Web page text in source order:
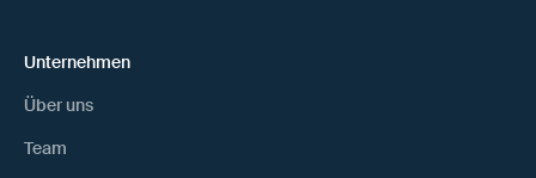
Unternehmen
Über uns
Team